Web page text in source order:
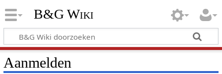
B&G Wiki
Aanmelden